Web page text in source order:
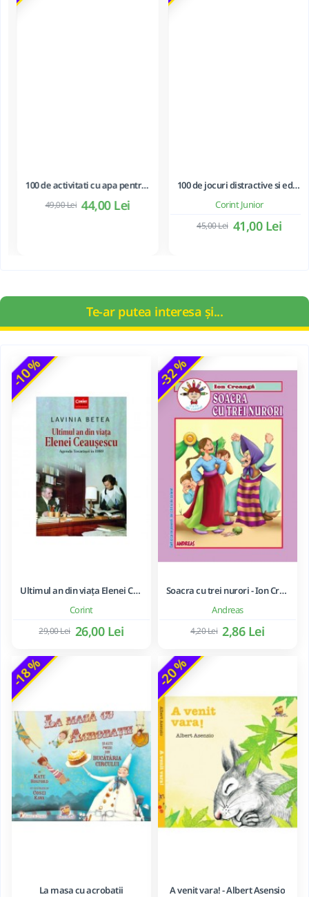
100 de activitati cu apa pentru dezvoltarea si relaxarea bebelusilor - Perrine Alliod
44,00 Lei
49,00 Lei Corint Junior
100 de jocuri distractive si educative
41,00 Lei
45,00 Lei
Te-ar putea interesa și...
-10 %
Corint
Ultimul an din viața Elenei Ceaușescu - LAVINIA BETEA
26,00 Lei
29,00 Lei
-32 %
Andreas
Soacra cu trei nurori - Ion Creanga
2,86 Lei
4,20 Lei
-18 %
La masa cu acrobatii
-20 %
A venit vara! - Albert Asensio